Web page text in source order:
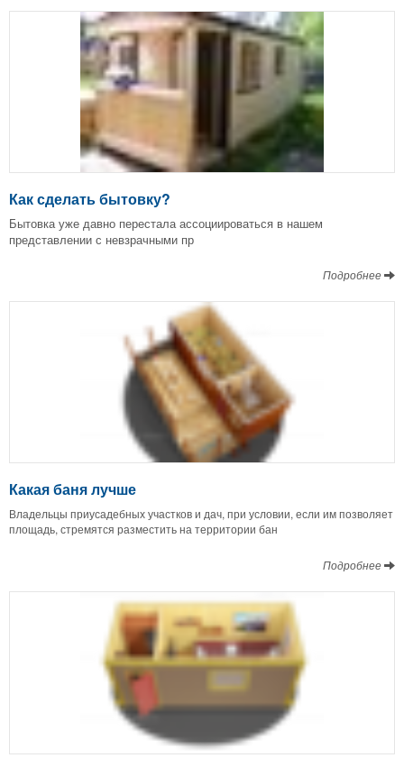
Как сделать бытовку?
Бытовка уже давно перестала ассоциироваться в нашем
представлении с невзрачными пр
Подробнее
Какая баня лучше
Владельцы приусадебных участков и дач, при условии, если им позволяет
площадь, стремятся разместить на территории бан
Подробнее